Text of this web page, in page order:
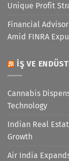
Unique Profit
Financial
Amid FINRA
İŞ VE
Cannabis
Technology
Indian Real
Growth
Air India